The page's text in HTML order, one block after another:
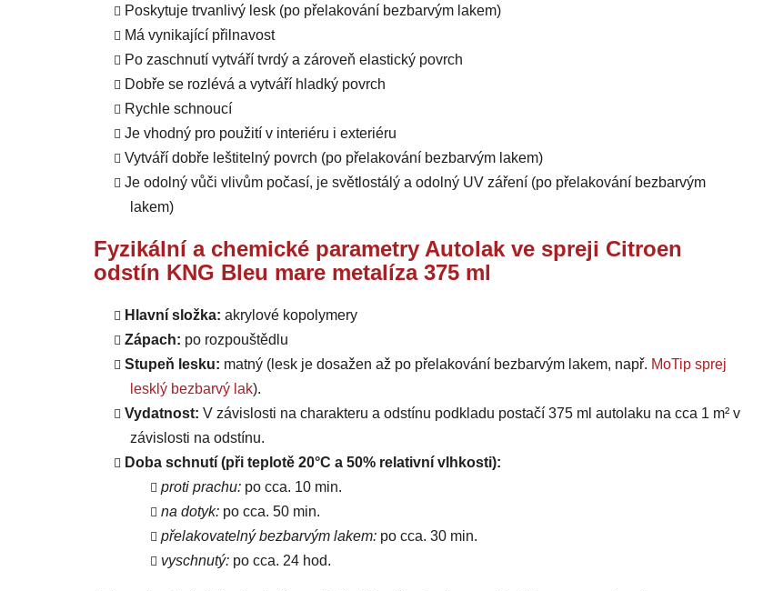
Poskytuje trvanlivý lesk (po přelakování bezbarvým lakem)
Má vynikající přilnavost
Po zaschnutí vytváří tvrdý a zároveň elastický povrch
Dobře se rozlévá a vytváří hladký povrch
Rychle schnoucí
Je vhodný pro použití v interiéru i exteriéru
Vytváří dobře leštitelný povrch (po přelakování bezbarvým lakem)
Je odolný vůči vlivům počasí, je světlostálý a odolný UV záření (po přelakování bezbarvým
lakem)
Fyzikální a chemické parametry Autolak ve spreji Citroen
odstín KNG Bleu mare metalíza 375 ml
Hlavní složka: akrylové kopolymery
Zápach: po rozpouštědlu
Stupeň lesku: matný (lesk je dosažen až po přelakování bezbarvým lakem, např. MoTip sprej
lesklý bezbarvý lak).
Vydatnost: V závislosti na charakteru a odstínu podkladu postačí 375 ml autolaku na cca 1 m² v
závislosti na odstínu.
Doba schnutí (při teplotě 20°C a 50% relativní vlhkosti):
proti prachu: po cca. 10 min.
na dotyk: po cca. 50 min.
přelakovatelný bezbarvým lakem: po cca. 30 min.
vyschnutý: po cca. 24 hod.